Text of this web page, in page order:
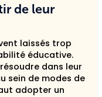
de leur
laissés trop
éducative.
dans leur
sein de modes de
adopter un